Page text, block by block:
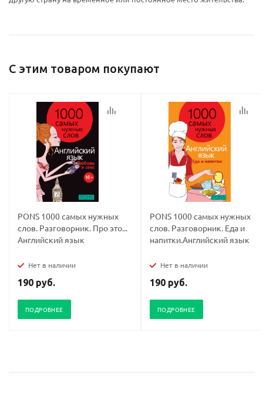
С этим товаром покупают
PONS 1000 самых нужных
слов. Разговорник. Про это...
Английский язык
Нет в наличии
190 руб.
ПОДРОБНЕЕ
PONS 1000 самых нужных
слов. Разговорник. Еда и
напитки.Английский язык
Нет в наличии
190 руб.
ПОДРОБНЕЕ